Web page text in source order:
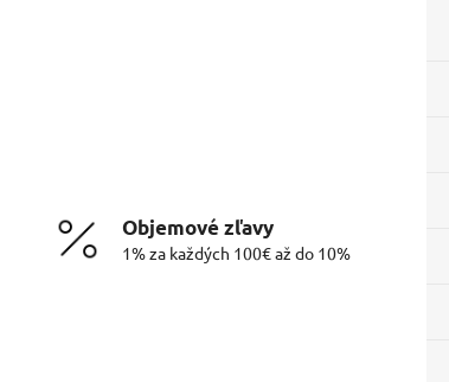
Objemové zľavy
1% za každých 100€ až do 10%